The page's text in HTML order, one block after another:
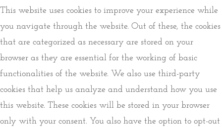
This website uses cookies to improve your experience while
you navigate through the website. Out of these, the cookies
that are categorized as necessary are stored on your
browser as they are essential for the working of basic
functionalities of the website. We also use third-party
cookies that help us analyze and understand how you use
this website. These cookies will be stored in your browser
only with your consent. You also have the option to opt-out